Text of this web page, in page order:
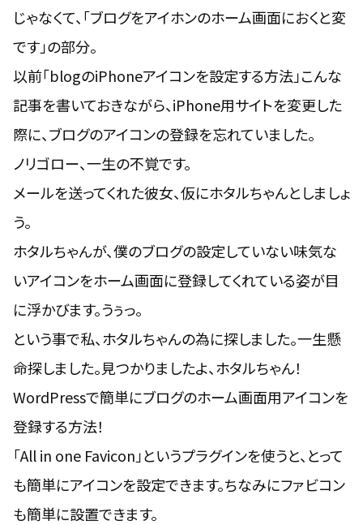
じゃなくて、「ブログをアイホンのホーム画面におくと変
です」の部分。
以前「blogのiPhoneアイコンを設定する方法」こんな
記事を書いておきながら、iPhone用サイトを変更した
際に、ブログのアイコンの登録を忘れていました。
ノリゴロー、一生の不覚です。
メールを送ってくれた彼女、仮にホタルちゃんとしましょ
う。
ホタルちゃんが、僕のブログの設定していない味気な
いアイコンをホーム画面に登録してくれている姿が目
に浮かびます。うぅっ。
という事で私、ホタルちゃんの為に探しました。一生懸
命探しました。見つかりましたよ、ホタルちゃん！
WordPressで簡単にブログのホーム画面用アイコンを
登録する方法！
「All in one Favicon 」というプラグインを使うと、とって
も簡単にアイコンを設定できます。ちなみにファビコン
も簡単に設置できます。